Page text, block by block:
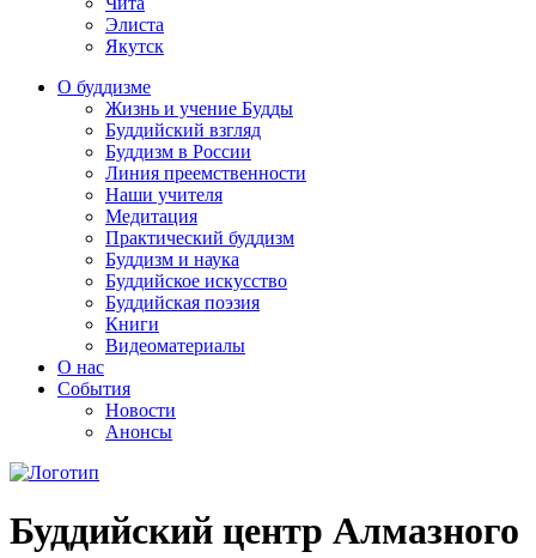
Элиста
Якутск
О буддизме
Жизнь и учение Будды
Буддийский взгляд
Буддизм в России
Линия преемственности
Наши учителя
Медитация
Практический буддизм
Буддизм и наука
Буддийское искусство
Буддийская поэзия
Книги
Видеоматериалы
О нас
События
Новости
Анонсы
Буддийский центр Алмазного